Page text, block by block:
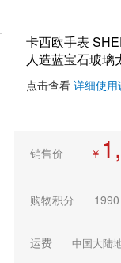
卡西欧手表
人造蓝宝石玻
点击查看 详细使用
销售价 ￥
购物积分 1990
运费 中国大陆